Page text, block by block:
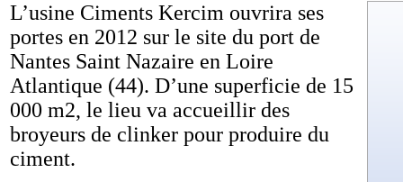
L’usine Ciments Kercim ouvrira ses
portes en 2012 sur le site du port de
Nantes Saint Nazaire en Loire
Atlantique (44). D’une superficie de 15
000 m2, le lieu va accueillir des
broyeurs de clinker pour produire du
ciment.